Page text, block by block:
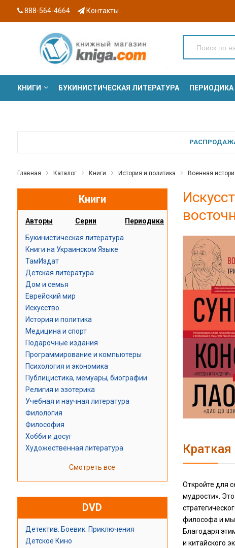
888-564-4664 Контакты
КНИГИ БУКИНИСТИЧЕСКАЯ ЛИТЕРАТУРА ПЕРИОДИКА
Главная Каталог Книги История и политика Военная
Книги
Авторы Серии Периодика
Букинистическая литература
Книги на Украинском Языке
ТамИздат
Детская литература
Дом и семья
Еврейский мир
Искусство
История и политика
Медицина и спорт
Подарочные издания
Программирование и компьютеры
Психология и экономика
Публицистика, мемуары, биографии
Религия и эзотерика
Учебная и научная литература
Филология
Философия
Хобби и досуг
Художественная литература
Смотреть все
DVD
Детектив. Боевик. Приключения
Детское Кино
Откройте для
мудрости».
философа и
Благодаря
и китайского